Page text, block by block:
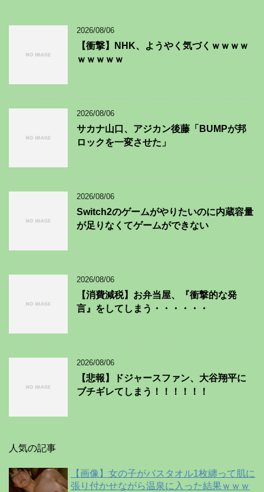
2026/08/06
【衝撃】NHK、ようやく気づくｗｗｗｗ
ｗｗｗｗｗ
2026/08/06
サカナ山口、アジカン後藤「BUMPが邦
ロックを一変させた」
2026/08/06
Switch2のゲームがやりたいのに内蔵容量
が足りなくてゲームができない
2026/08/06
【消費減税】お弁当屋、『衝撃的な発
言』をしてしまう・・・・・・
2026/08/06
【悲報】ドジャースファン、大谷翔平に
ブチギレてしまう！！！！！！
人気の記事
【画像】女の子がバスタオル1枚纏って肌に
張り付かせながら温泉に入った結果ｗｗｗ